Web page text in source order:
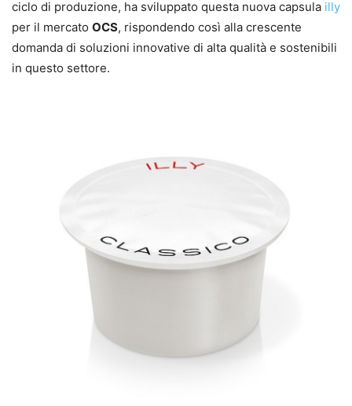
ciclo di produzione, ha sviluppato questa nuova capsula illy
per il mercato OCS, rispondendo così alla crescente
domanda di soluzioni innovative di alta qualità e sostenibili
in questo settore.